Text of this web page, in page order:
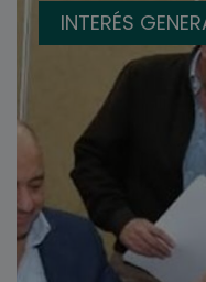
INTERÉS